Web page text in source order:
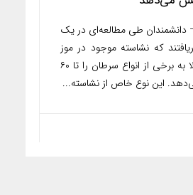
دانشمندان طی مطالعه‌ای در یک
دریافتند که نشاسته موجود در موز
نرسیده خطر ابتلا به برخی از انواع سرطان را تا ۶۰
این نوع خاص از نشاسته...